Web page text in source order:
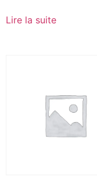
Lire la suite